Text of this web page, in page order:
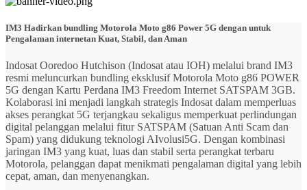
IM3 Hadirkan bundling Motorola Moto g86 Power 5G dengan untuk
Pengalaman internetan Kuat, Stabil, dan Aman
Indosat Ooredoo Hutchison (Indosat atau IOH) melalui brand IM3
resmi meluncurkan bundling eksklusif Motorola Moto g86 POWER
5G dengan Kartu Perdana IM3 Freedom Internet SATSPAM 3GB.
Kolaborasi ini menjadi langkah strategis Indosat dalam memperluas
akses perangkat 5G terjangkau sekaligus memperkuat perlindungan
digital pelanggan melalui fitur SATSPAM (Satuan Anti Scam dan
Spam) yang didukung teknologi AIvolusi5G. Dengan kombinasi
jaringan IM3 yang kuat, luas dan stabil serta perangkat terbaru
Motorola, pelanggan dapat menikmati pengalaman digital yang lebih
cepat, aman, dan menyenangkan.